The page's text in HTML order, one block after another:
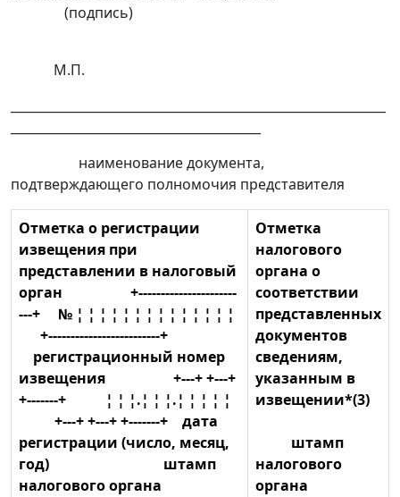
(подпись)
М.П.
наименование документа,
подтверждающего полномочия представителя
Отметка о регистрации
извещения при
представлении в налоговый
орган +----------------------
---+ № ¦ ¦ ¦ ¦ ¦ ¦ ¦ ¦ ¦ ¦ ¦ ¦ ¦ ¦
+-------------------------+
регистрационный номер
извещения +---+ +---+
+-------+ ¦ ¦ ¦.¦ ¦ ¦.¦ ¦ ¦ ¦ ¦
+---+ +---+ +-------+ дата
регистрации (число, месяц,
год) штамп
налогового органа
Отметка
налогового
органа о
соответствии
представленных
документов
сведениям,
указанным в
извещении*(3)
штамп
налогового
органа